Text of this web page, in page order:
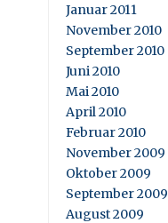
Januar 2011
November 2010
September 2010
Juni 2010
Mai 2010
April 2010
Februar 2010
November 2009
Oktober 2009
September 2009
August 2009